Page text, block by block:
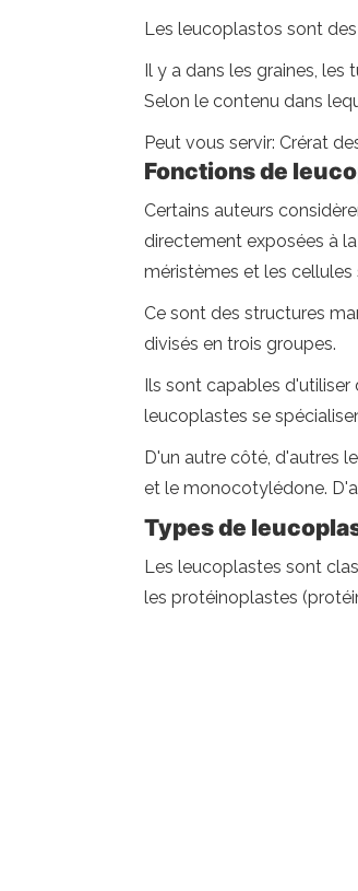
Les leucoplastos sont
Il y a dans les graines,
Selon le contenu dans
Peut vous servir: Crérat
Fonctions de
Certains auteurs
directement exposées à
méristèmes et les cellules
Ce sont des structures
divisés en trois groupes.
Ils sont capables
leucoplastes se
D'un autre côté, d'autres
et le monocotylédone.
Types de
Les leucoplastes sont
les protéinoplastes